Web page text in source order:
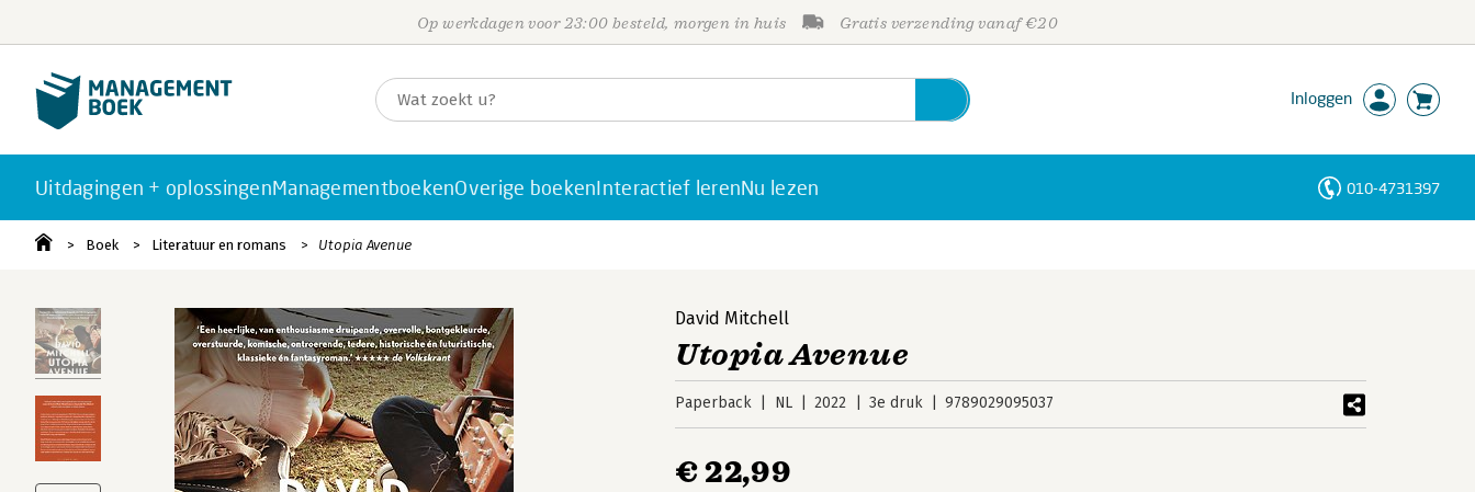
Op werkdagen voor 23:00 besteld, morgen in huis Gratis verzending vanaf €20
Inloggen
Uitdagingen + oplossingenManagementboekenOverige boekenInteractief lerenNu lezen 010-4731397
Boek Literatuur en romans Utopia Avenue
David Mitchell
Utopia Avenue
Paperback NL 2022 3e druk 9789029095037
€ 22,99
Personen